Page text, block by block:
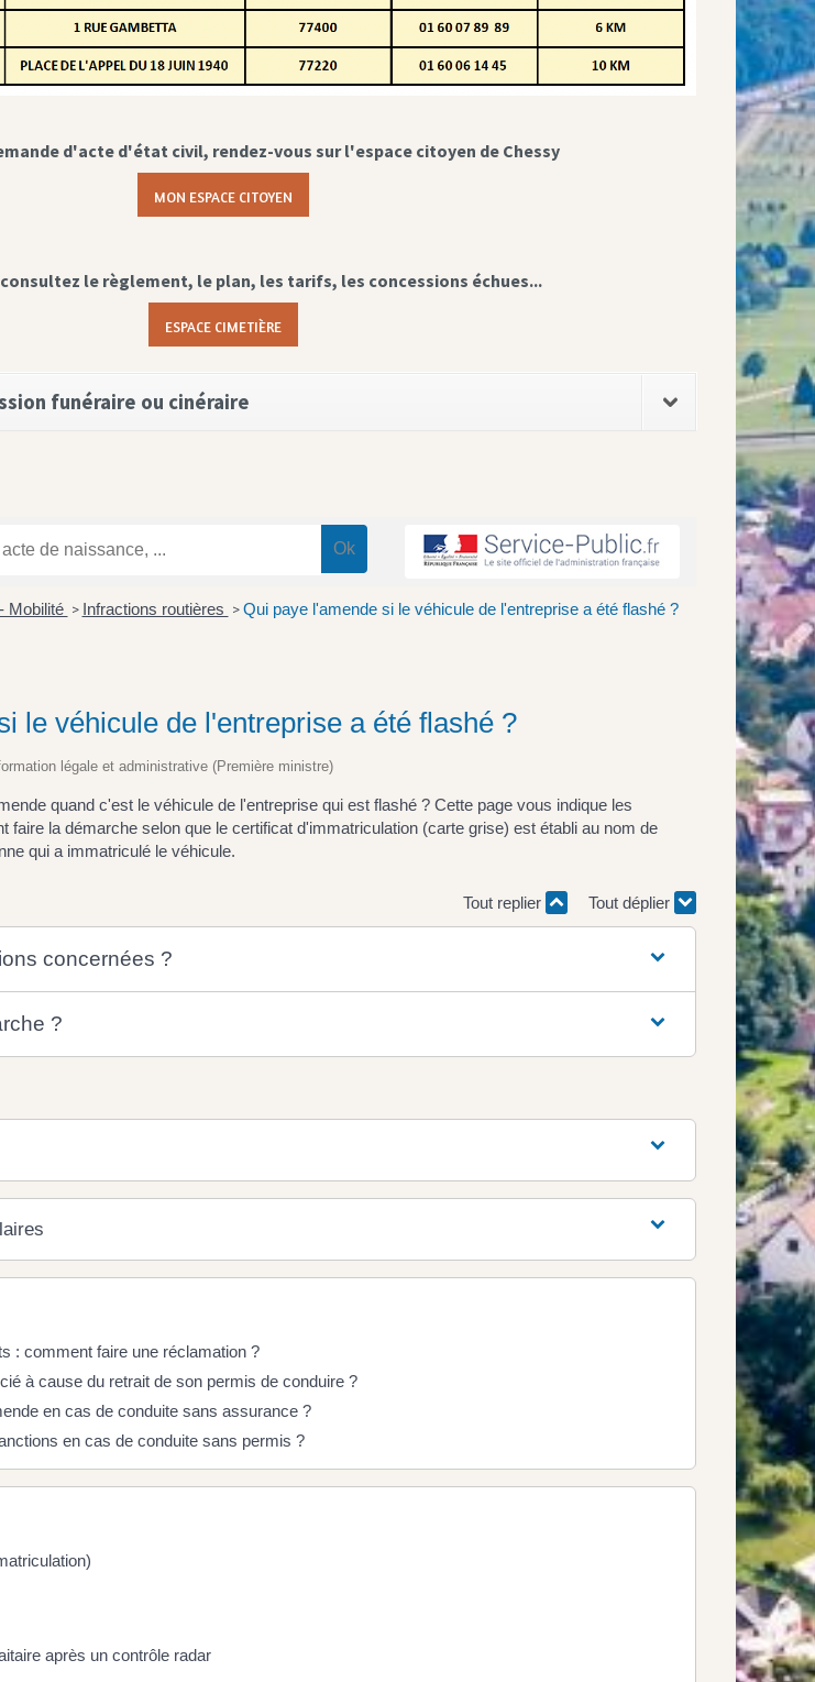
d'acte d'état civil, rendez-vous sur l'espace citoyen de Chessy
MON ESPACE CITOYEN
le règlement, le plan, les tarifs, les concessions échues...
ESPACE CIMETIÈRE
funéraire ou cinéraire
Mobilité > Infractions routières > Qui paye l'amende si le véhicule de l'entreprise a été flashé ?
le véhicule de l'entreprise a été flashé ?
légale et administrative (Première ministre)
quand c'est le véhicule de l'entreprise qui est flashé ? Cette page vous indique les
faire la démarche selon que le certificat d'immatriculation (carte grise) est établi au nom de
qui a immatriculé le véhicule.
Tout replier Tout déplier
concernées ?
?
: comment faire une réclamation ?
à cause du retrait de son permis de conduire ?
en cas de conduite sans assurance ?
en cas de conduite sans permis ?
après un contrôle radar